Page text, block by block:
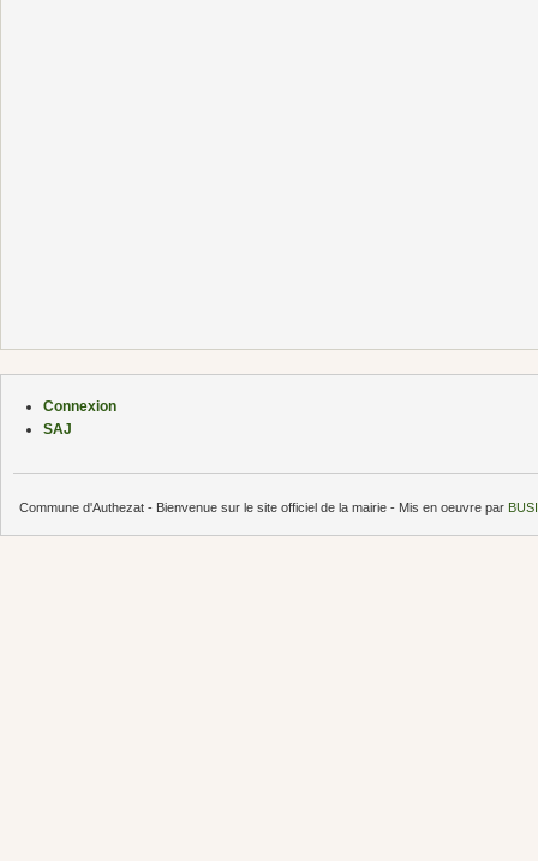
Connexion
SAJ
Commune d'Authezat - Bienvenue sur le site officiel de la mairie - Mis en oeuvre par